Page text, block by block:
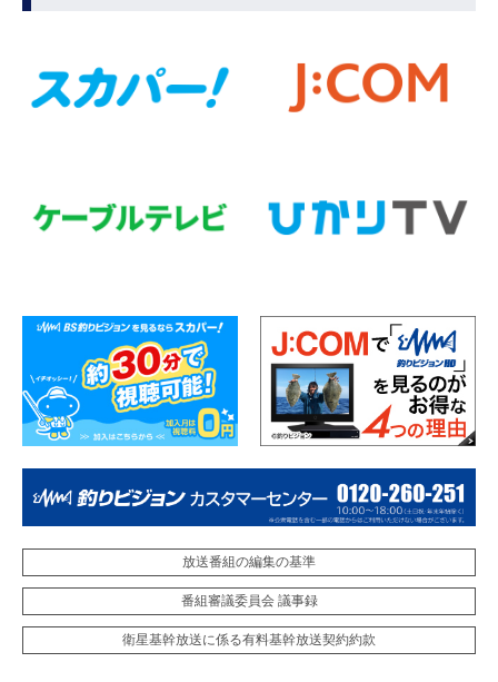
放送番組の編集の基準
番組審議委員会 議事録
衛星基幹放送に係る有料基幹放送契約約款